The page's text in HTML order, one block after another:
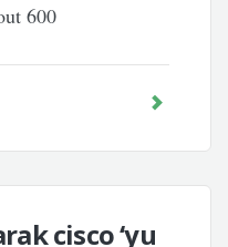
600
cisco ‘yu